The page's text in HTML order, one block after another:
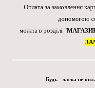
Оплата за замовлення
допомогою
можна в розділі "
Будь - ласка не